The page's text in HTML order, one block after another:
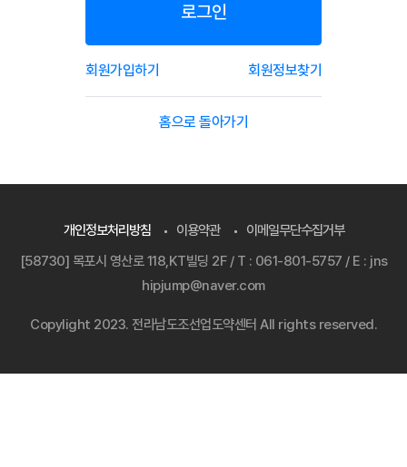
로그인
회원가입하기 회원정보찾기
홈으로 돌아가기
개인정보처리방침 이용약관
이메일무단수집거부
[58730] 목포시 영산로 118,KT빌딩 2F / T : 061-801-5757 / E : jns
hipjump@naver.com
Copylight 2023. 전라남도조선업도약센터 All rights reserved.